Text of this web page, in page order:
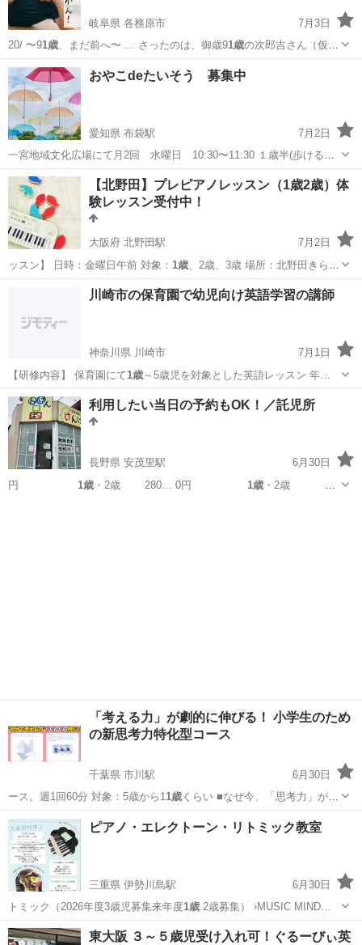
岐阜県 各務原市
7月3日
20/ 〜91歳 、まだ前へ〜 … さったのは、御歳91歳の次郎吉さん（仮
名… 長期を駆け抜け、71歳 で経営を後進へ託し… り切る。 91歳にな
っても、 … 一緒に、91歳の挑戦を応援してい…
岐阜 各務原市 その他 地元
おやこdeたいそう 募集中
愛知県 布袋駅
7月2日
一宮地域文化広場にて月2回 水曜日 10:30〜11:30 １歳半(歩けるこ
と).〜３歳 一宮地域文化広場にお問い合わせ下さいね。 楽しい音楽と
用具を使ったおやこ体操。おこさまの５感の発達を促します。 8/5
8/19 ...
愛知 一宮市 布袋駅 体操 1歳
【北野田】プレピアノレッスン（1歳2歳）体
験レッスン受付中！
大阪府 北野田駅
7月2日
ッスン】 日時：金曜日午前 対象： 1歳、2歳、3歳 場所：北野田きらめ
きス…
北野田駅 リトミック 幼児
川崎市の保育園で幼児向け英語学習の講師
神奈川県 川崎市
7月1日
【研修内容】 保育園にて1歳～5歳児を対象とした英語レッスン 年…
神奈川 川崎市 英語 幼児
利用したい当日の予約もOK！／託児所
長野県 安茂里駅
6月30日
円 1歳・2歳 280… 0円 1歳・2歳
「考える力」が劇的に伸びる！ 小学生のため
の新思考力特化型コース
千葉県 市川駅
6月30日
ース。週1回60分 対象：5歳から11歳くらい ■なぜ今、「思考力」が
重…
千葉 市川市 塾
ピアノ・エレクトーン・リトミック教室
三重県 伊勢川島駅
6月30日
トミック（2026年度3歳児募集来年度1歳 .2歳募集） ›MUSIC MIND…
三重 四日市市 伊勢川島駅 ピアノ エレクトーン
東大阪 ３～５歳児受け入れ可！ぐるーびぃ英